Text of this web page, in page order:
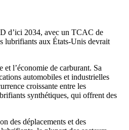
d’ici 2034, avec un TCAC de
lubrifiants aux États-Unis devrait
l’économie de carburant. Sa
automobiles et industrielles
croissante entre les
synthétiques, qui offrent des
des déplacements et des